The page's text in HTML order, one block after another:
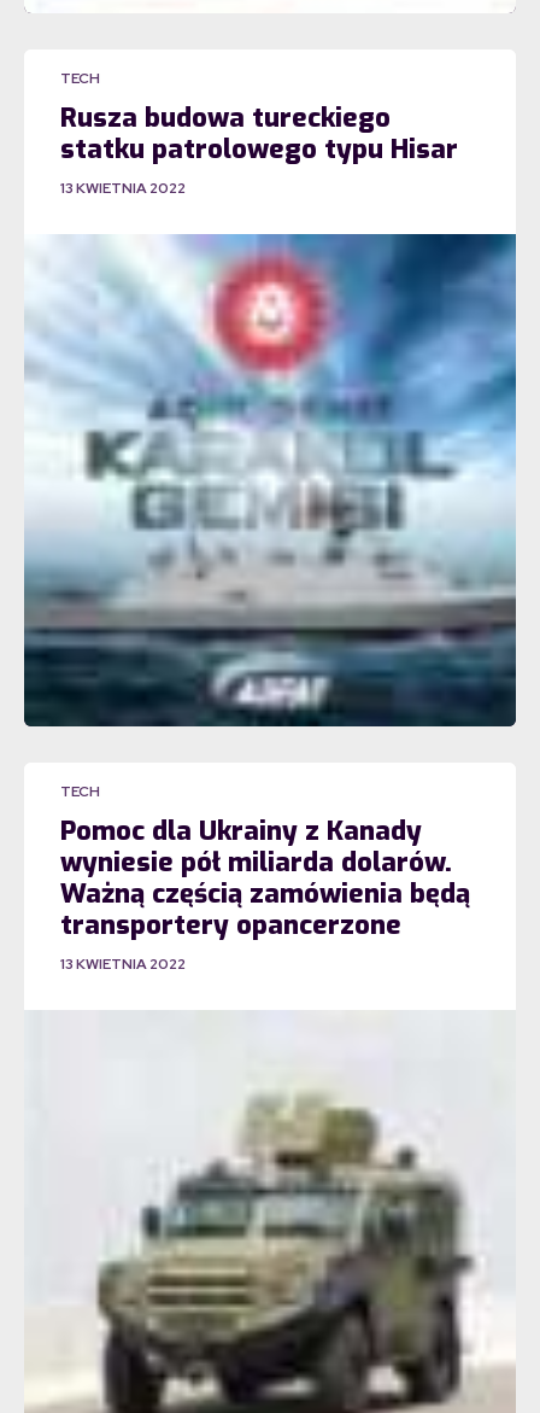
TECH
Rusza budowa tureckiego
statku patrolowego typu Hisar
13 KWIETNIA 2022
TECH
Pomoc dla Ukrainy z Kanady
wyniesie pół miliarda dolarów.
Ważną częścią zamówienia będą
transportery opancerzone
13 KWIETNIA 2022